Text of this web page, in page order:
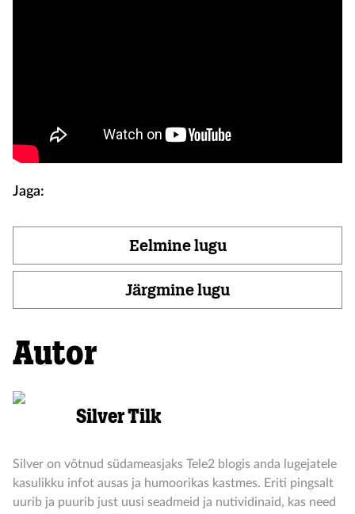
Jaga:
Eelmine lugu
Järgmine lugu
Autor
Silver Tilk
Silver on võtnud südameasjaks Tele2 blogis anda lugejatele
kasulikku infot ausas ja humoorikas kastmes. Eriti pingsalt
uurib ja puurib just uusi seadmeid ja nutividinaid, kas need